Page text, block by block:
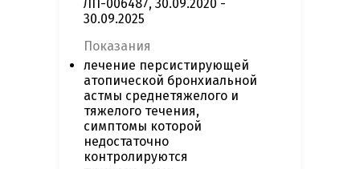
ЛП-006487, 30.09.2020 -
30.09.2025
Показания
лечение персистирующей
атопической бронхиальной
астмы среднетяжелого и
тяжелого течения,
симптомы которой
недостаточно
контролируются